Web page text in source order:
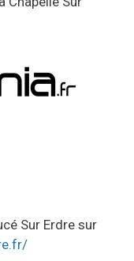
Sur Erdre sur